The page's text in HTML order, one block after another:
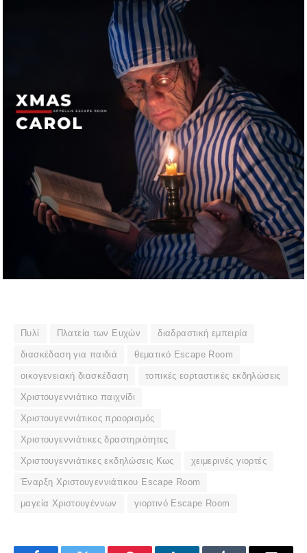
Πυλί Πλατεία των Ευχών διαδραστική εμπειρία
διασκέδαση για παιδιά θεματικό Escape Room
οικογενειακή διασκέδαση τοπικές εορταστικές εκδηλώσεις
Χριστουγεννιάτικο παιχνίδι
Χριστουγεννιάτικος προορισμός
Χριστουγεννιάτικες δραστηριότητες
Χριστουγεννιάτικες εκδηλώσεις Κως χειμερινές γιορτές
Έναρξη Χριστουγεννιάτικου Escape Room
μαγεία Χριστουγέννων γιορτινό Escape Room